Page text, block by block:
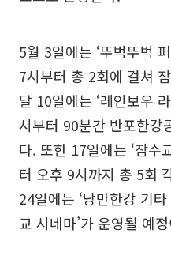
5월 3일에는 ‘뚜벅뚜벅
7시부터 총 2회에 걸쳐
달 10일에는 ‘레인보우
시부터 90분간 반포한강
다. 또한 17일에는 ‘잠수
터 오후 9시까지 총 5회
24일에는 ‘낭만한강 기
교 시네마’가 운영될 예